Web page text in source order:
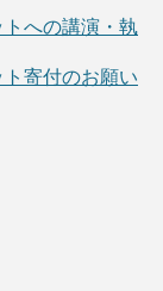
への講演・執
寄付のお願い